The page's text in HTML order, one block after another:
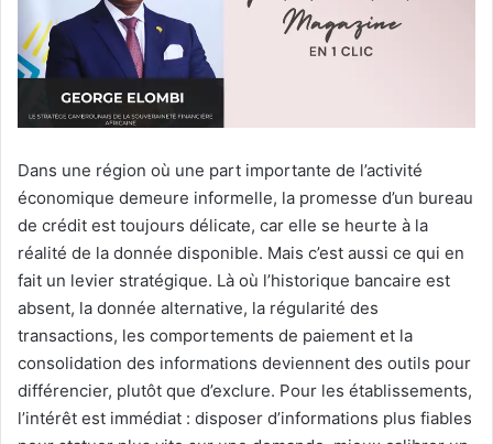
Dans une région où une part importante de l’activité
économique demeure informelle, la promesse d’un bureau
de crédit est toujours délicate, car elle se heurte à la
réalité de la donnée disponible. Mais c’est aussi ce qui en
fait un levier stratégique. Là où l’historique bancaire est
absent, la donnée alternative, la régularité des
transactions, les comportements de paiement et la
consolidation des informations deviennent des outils pour
différencier, plutôt que d’exclure. Pour les établissements,
l’intérêt est immédiat : disposer d’informations plus fiables